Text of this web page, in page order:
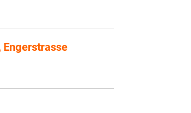
Engerstrasse